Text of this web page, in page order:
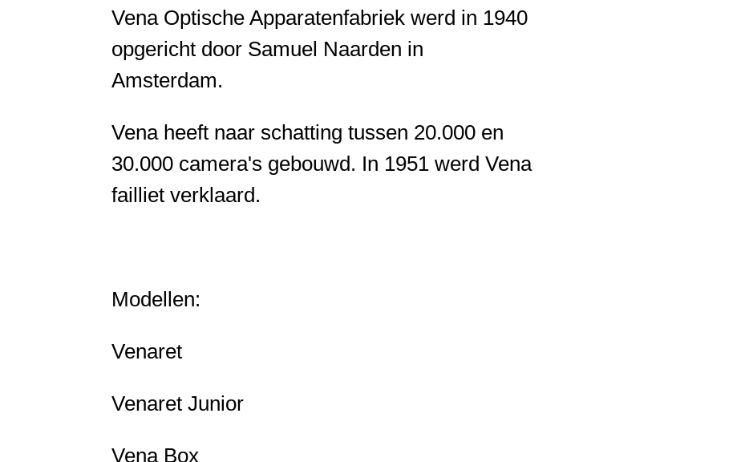
Vena Optische Apparatenfabriek werd in 1940
opgericht door Samuel Naarden in
Amsterdam.
Vena heeft naar schatting tussen 20.000 en
30.000 camera's gebouwd. In 1951 werd Vena
failliet verklaard.
Modellen:
Venaret
Venaret Junior
Vena Box